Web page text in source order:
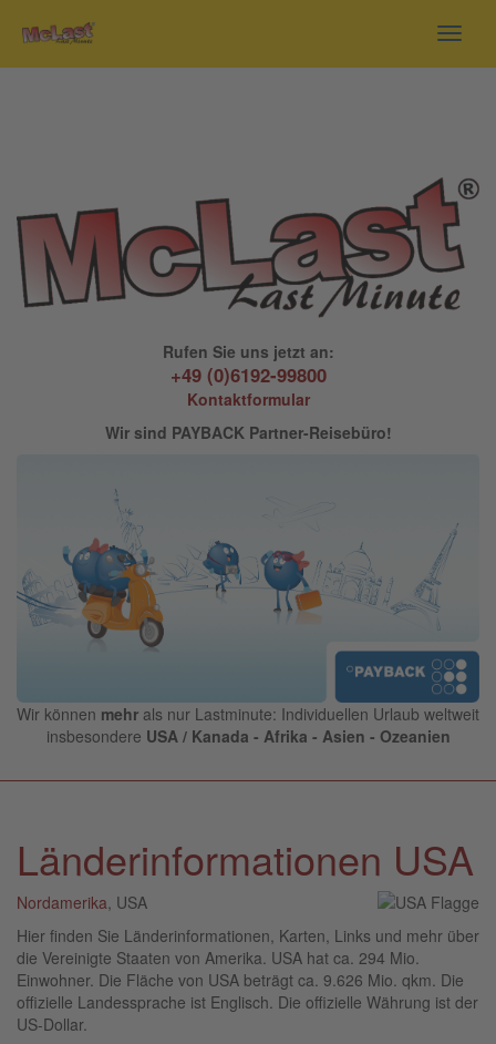
Rufen Sie uns jetzt an:
+49 (0)6192-99800
Kontaktformular
Wir sind PAYBACK Partner-Reisebüro!
Wir können mehr als nur Lastminute: Individuellen Urlaub weltweit
insbesondere USA / Kanada - Afrika - Asien - Ozeanien
Länderinformationen USA
Nordamerika , USA
Hier finden Sie Länderinformationen, Karten, Links und mehr über
die Vereinigte Staaten von Amerika. USA hat ca. 294 Mio.
Einwohner. Die Fläche von USA beträgt ca. 9.626 Mio. qkm. Die
offizielle Landessprache ist Englisch. Die offizielle Währung ist der
US-Dollar.